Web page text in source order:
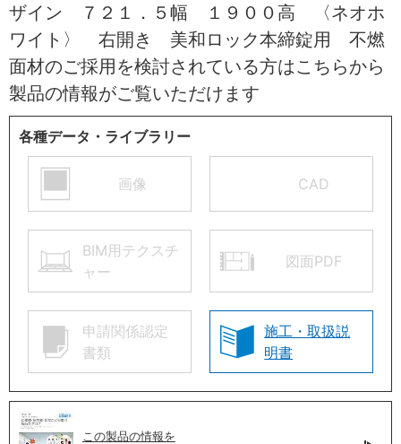
ザイン ７２１．５幅 １９００高 〈ネオホ
ワイト〉 右開き 美和ロック本締錠用 不燃
面材のご採用を検討されている方はこちらから
製品の情報がご覧いただけます
各種データ・ライブラリー
画像 CAD
BIM用テクスチ
ャー
図面PDF
申請関係認定
書類
施工・取扱説
明書
この製品の情報を